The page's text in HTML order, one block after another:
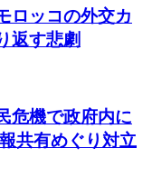
ロッコの外交カ
返す悲劇
危機で政府内に
共有めぐり対立